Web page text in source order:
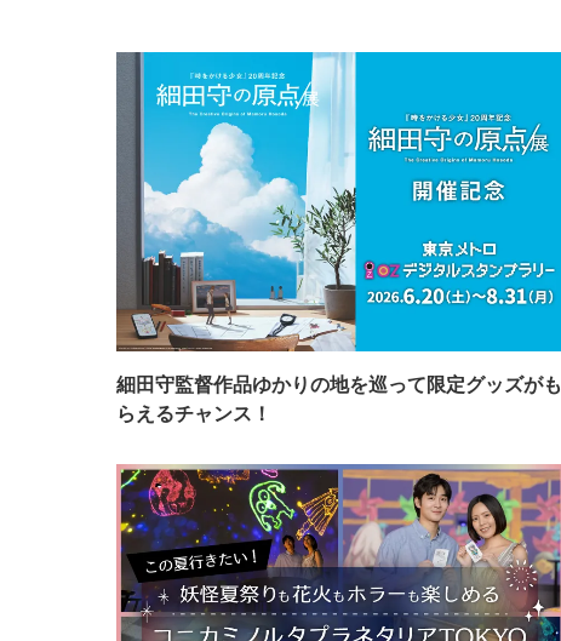
細田守監督作品ゆかりの地を巡って限定グッズがも
らえるチャンス！